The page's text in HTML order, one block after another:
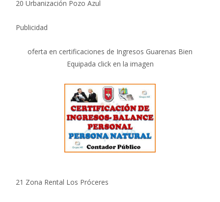
20 Urbanización Pozo Azul
Publicidad
oferta en certificaciones de Ingresos Guarenas Bien
Equipada click en la imagen
21 Zona Rental Los Próceres